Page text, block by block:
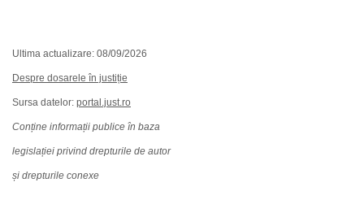
Ultima actualizare: 08/09/2026
Despre dosarele în justiție
Sursa datelor: portal.just.ro
Conține informații publice în baza
legislației privind drepturile de autor
și drepturile conexe